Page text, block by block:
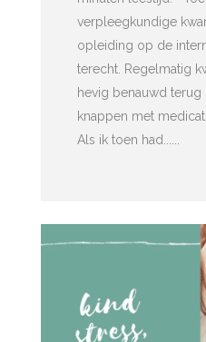
verpleegkundige
opleiding op de
terecht. Regelmatig
hevig benauwd
knappen met
Als ik toen had......